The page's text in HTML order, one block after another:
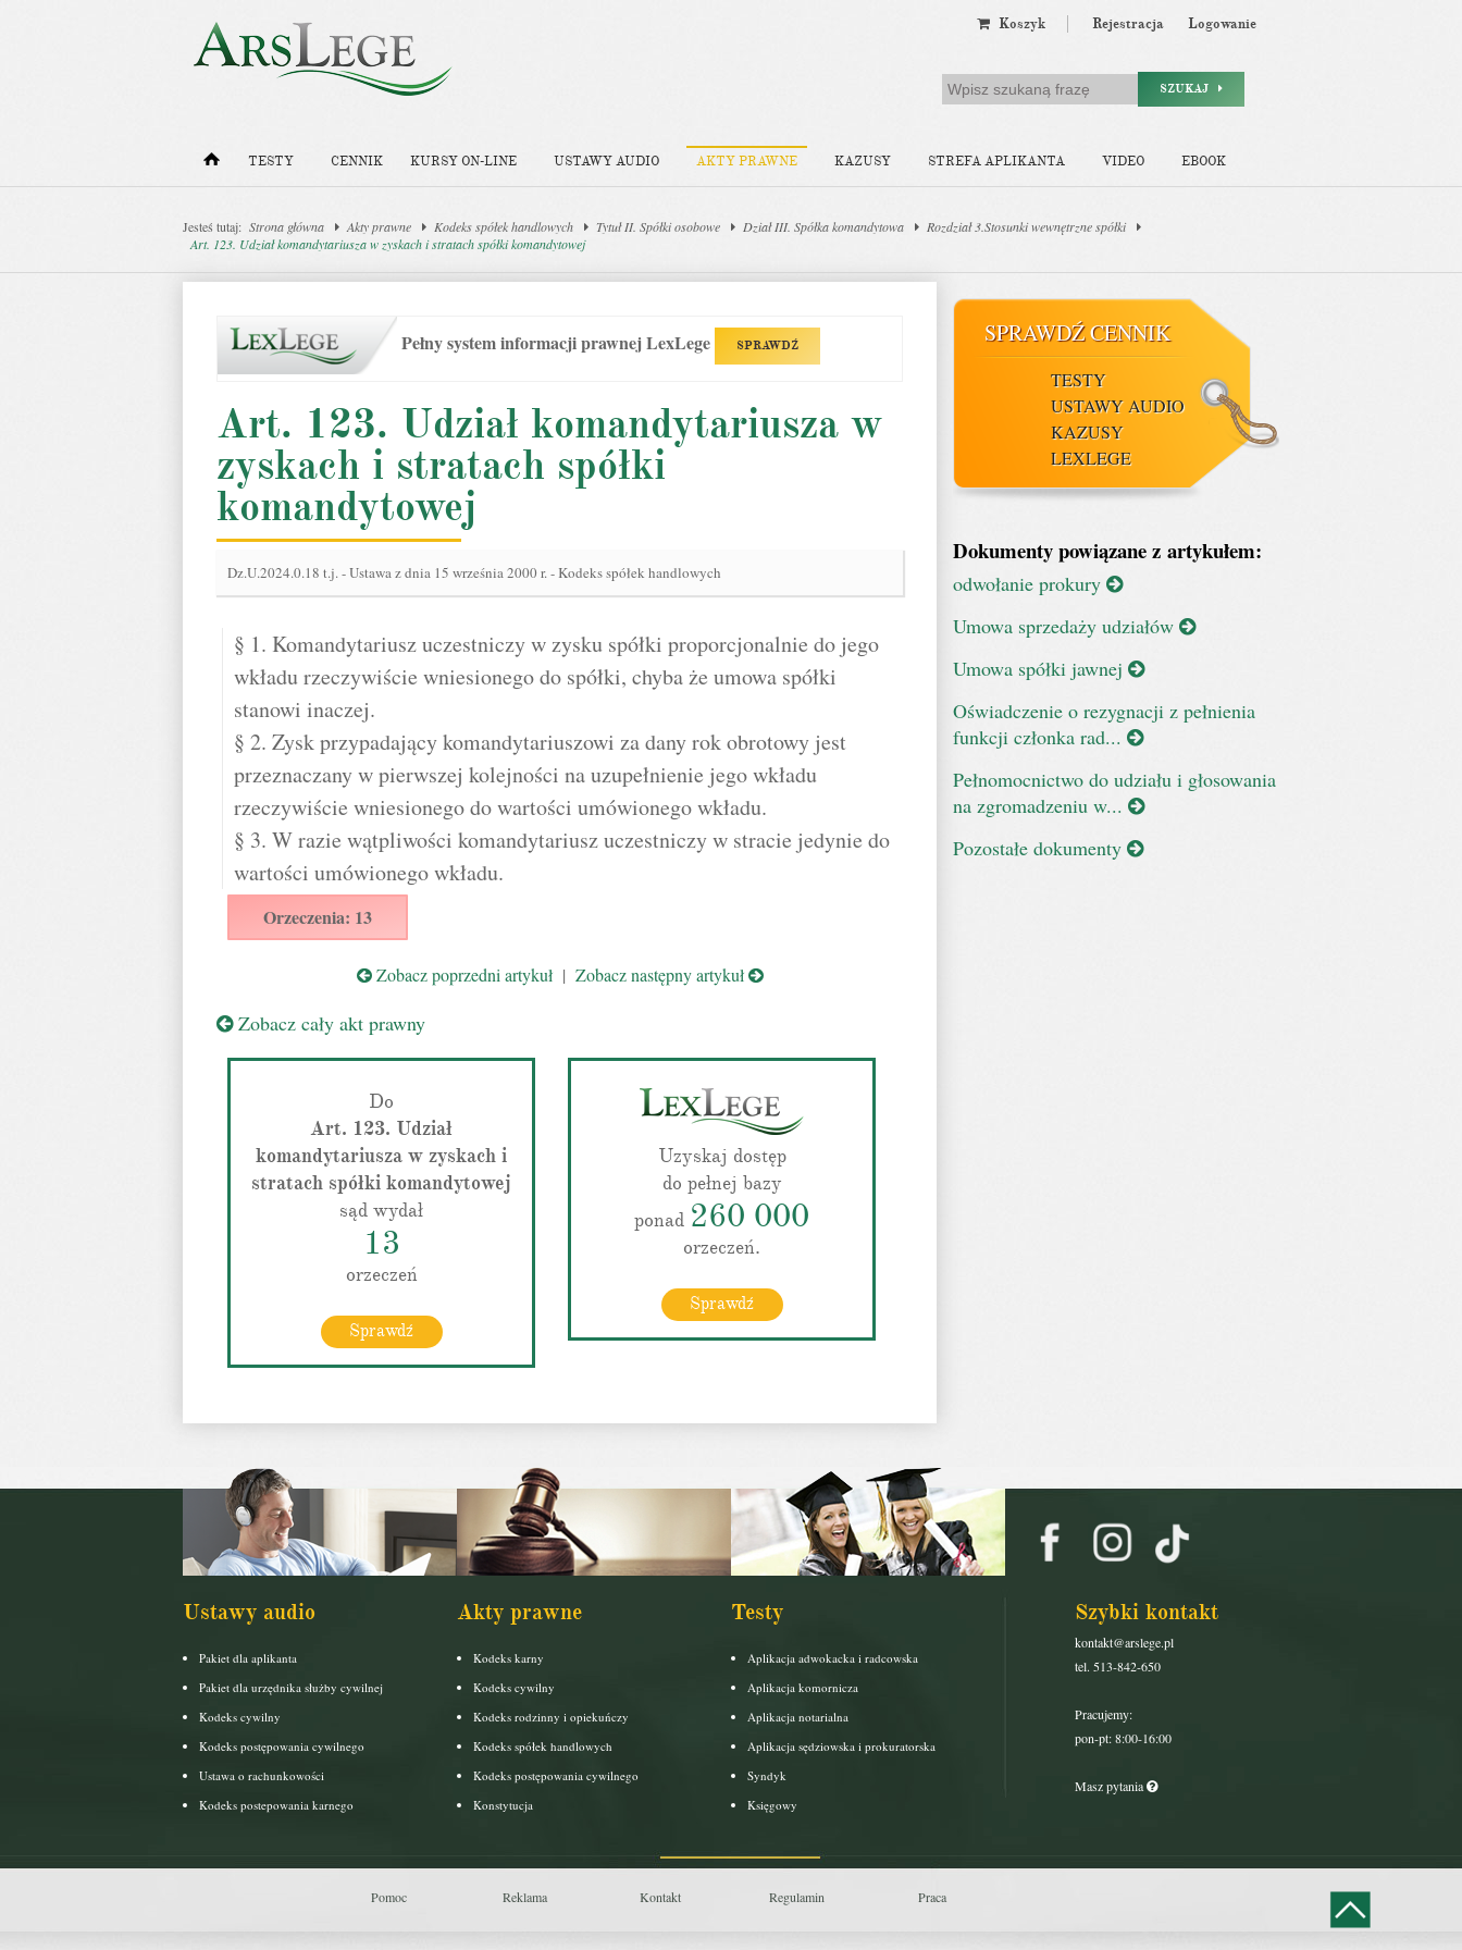
Koszyk Rejestracja Logowanie
SZUKAJ
TESTY CENNIK KURSY ON-LINE USTAWY AUDIO AKTY PRAWNE KAZUSY STREFA APLIKANTA VIDEO EBOOK
Jesteś tutaj: Strona główna Akty prawne Kodeks spółek handlowych Tytuł II. Spółki osobowe Dział III. Spółka komandytowa
Rozdział 3.Stosunki wewnętrzne spółki
Art. 123. Udział komandytariusza w zyskach i stratach spółki komandytowej
Pełny system informacji prawnej LexLege SPRAWDŹ
Art. 123. Udział komandytariusza w
zyskach i stratach spółki
komandytowej
Dz.U.2024.0.18 t.j.-Ustawa z dnia 15 września 2000 r. - Kodeks spółek handlowych
§ 1. Komandytariusz uczestniczy w zysku spółki proporcjonalnie do jego
wkładu rzeczywiście wniesionego do spółki, chyba że umowa spółki
stanowi inaczej.
§ 2. Zysk przypadający komandytariuszowi za dany rok obrotowy jest
przeznaczany w pierwszej kolejności na uzupełnienie jego wkładu
rzeczywiście wniesionego do wartości umówionego wkładu.
§ 3. W razie wątpliwości komandytariusz uczestniczy w stracie jedynie do
wartości umówionego wkładu.
Orzeczenia: 13
Zobacz poprzedni artykuł| Zobacz następny artykuł
Zobacz cały akt prawny
Do
Art. 123. Udział
komandytariusza w zyskach i
stratach spółki komandytowej
sąd wydał
13
orzeczeń
Sprawdź
Uzyskaj dostęp
do pełnej bazy
ponad 260 000
orzeczeń.
Sprawdź
SPRAWDŹ CENNIK
TESTY
USTAWY AUDIO
KAZUSY
LEXLEGE
Dokumenty powiązane z artykułem:
odwołanie prokury
Umowa sprzedaży udziałów
Umowa spółki jawnej
Oświadczenie o rezygnacji z pełnienia
funkcji członka rad...
Pełnomocnictwo do udziału i głosowania
na zgromadzeniu w...
Pozostałe dokumenty
Ustawy audio
Pakiet dla aplikanta
Pakiet dla urzędnika służby cywilnej
Kodeks cywilny
Kodeks postępowania cywilnego
Ustawa o rachunkowości
Kodeks postepowania karnego
Akty prawne
Kodeks karny
Kodeks cywilny
Kodeks rodzinny i opiekuńczy
Kodeks spółek handlowych
Kodeks postępowania cywilnego
Konstytucja
Testy
Aplikacja adwokacka i radcowska
Aplikacja komornicza
Aplikacja notarialna
Aplikacja sędziowska i prokuratorska
Syndyk
Księgowy
Szybki kontakt
kontakt@arslege.pl
tel. 513-842-650
Pracujemy:
pon-pt: 8:00-16:00
Masz pytania
Pomoc Reklama Kontakt Regulamin Praca